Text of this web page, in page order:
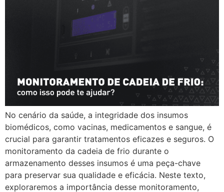
No cenário da saúde, a integridade dos insumos
biomédicos, como vacinas, medicamentos e sangue, é
crucial para garantir tratamentos eficazes e seguros. O
monitoramento da cadeia de frio durante o
armazenamento desses insumos é uma peça-chave
para preservar sua qualidade e eficácia. Neste texto,
exploraremos a importância desse monitoramento,